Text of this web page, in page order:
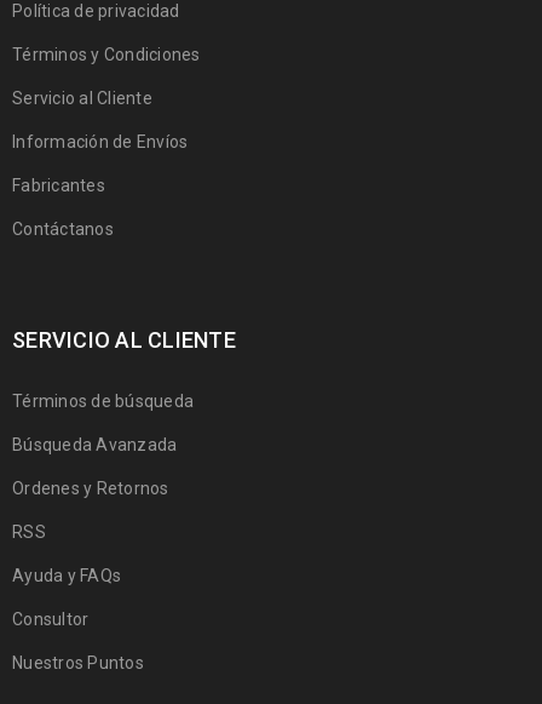
Política de privacidad
Términos y Condiciones
Servicio al Cliente
Información de Envíos
Fabricantes
Contáctanos
SERVICIO AL CLIENTE
Términos de búsqueda
Búsqueda Avanzada
Ordenes y Retornos
RSS
Ayuda y FAQs
Consultor
Nuestros Puntos